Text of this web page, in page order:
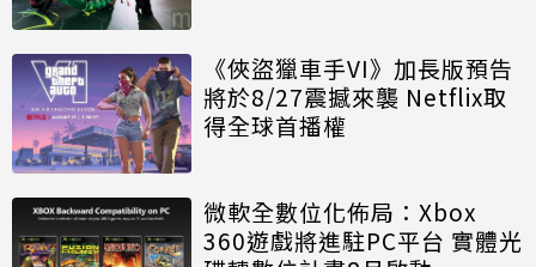
《俠盜獵車手VI》加長版預告
將於8/27震撼來襲 Netflix取
得全球首播權
微軟全數位化佈局：Xbox
360遊戲將進駐PC平台 實體光